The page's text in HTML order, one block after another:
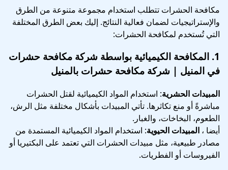
مكافحة الحشرات تتطلب استخدام مجموعة متنوعة من الطرق
والإستراتيجيات لضمان فعالية النتائج. إليك بعض الطرق المختلفة
التي تُستخدم لمكافحة الحشرات:
1. المكافحة الكيميائية بواسطة شركة مكافحة حشرات
في المنيل | شركة مكافحة حشرات بالمنيل
المبيدات الحشرية: استخدام المواد الكيميائية لقتل الحشرات
مباشرةً أو منع تكاثرها. تأتي المبيدات بأشكال مختلفة مثل الرش،
الطعوم، البخاخات، والغبار.
أيضا ، المبيدات الحيوية: استخدام المواد الكيميائية المستمدة من
مصادر طبيعية، مثل مبيدات الحشرات التي تعتمد على البكتيريا أو
الفيروسات أو الفطريات.